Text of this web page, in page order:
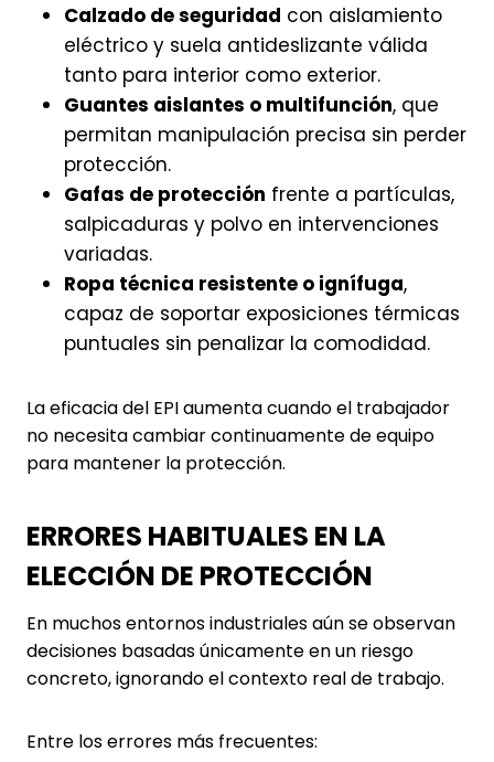
Calzado de seguridad con aislamiento
eléctrico y suela antideslizante válida
tanto para interior como exterior.
Guantes aislantes o multifunción, que
permitan manipulación precisa sin perder
protección.
Gafas de protección frente a partículas,
salpicaduras y polvo en intervenciones
variadas.
Ropa técnica resistente o ignífuga,
capaz de soportar exposiciones térmicas
puntuales sin penalizar la comodidad.
La eficacia del EPI aumenta cuando el trabajador
no necesita cambiar continuamente de equipo
para mantener la protección.
ERRORES HABITUALES EN LA
ELECCIÓN DE PROTECCIÓN
En muchos entornos industriales aún se observan
decisiones basadas únicamente en un riesgo
concreto, ignorando el contexto real de trabajo.
Entre los errores más frecuentes: